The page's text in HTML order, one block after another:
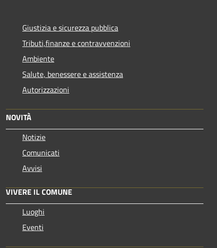
Giustizia e sicurezza pubblica
Tributi,finanze e contravvenzioni
Ambiente
Salute, benessere e assistenza
Autorizzazioni
NOVITÀ
Notizie
Comunicati
Avvisi
VIVERE IL COMUNE
Luoghi
Eventi